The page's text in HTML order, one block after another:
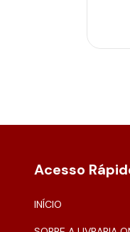
Acesso
INÍCIO